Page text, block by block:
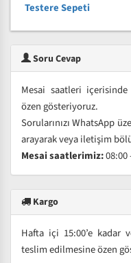
Testere Sepeti
Soru Cevap
Mesai saatleri içerisinde
özen gösteriyoruz.
Sorularınızı WhatsApp
arayarak veya iletişim
Mesai saatlerimiz:08:00
Kargo
Hafta içi 15:00’e kadar
teslim edilmesine özen